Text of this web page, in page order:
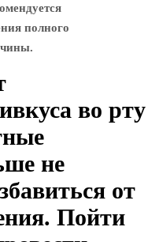
полного
во рту
не
от
Пойти